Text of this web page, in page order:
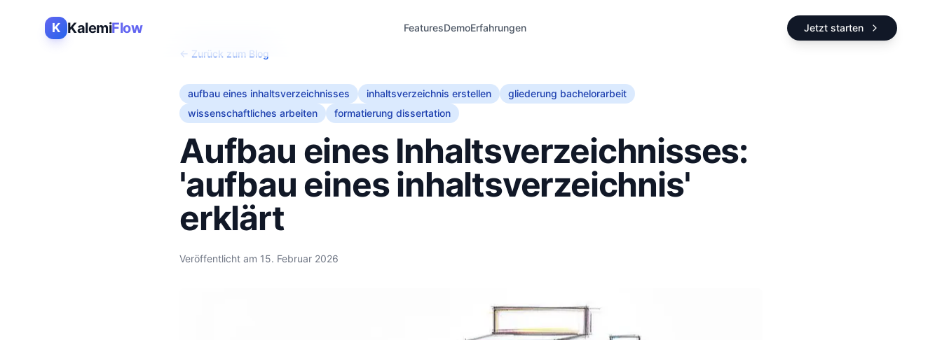
K KalemiFlow FeaturesDemoErfahrungen Jetzt starten
← Zurück zum Blog
aufbau eines inhaltsverzeichnisses inhaltsverzeichnis erstellen
gliederung bachelorarbeit
wissenschaftliches arbeiten
formatierung dissertation
Aufbau eines Inhaltsverzeichnisses:
'aufbau eines inhaltsverzeichnis'
erklärt
Veröffentlicht am 15. Februar 2026